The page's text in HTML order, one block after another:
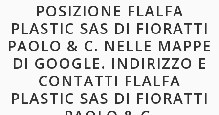
POSIZIONE FLALFA
PLASTIC SAS DI FIORATTI
PAOLO & C. NELLE MAPPE
DI GOOGLE. INDIRIZZO E
CONTATTI FLALFA
PLASTIC SAS DI FIORATTI